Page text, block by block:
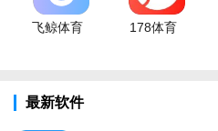
飞鲸体育 178体育
最新软件